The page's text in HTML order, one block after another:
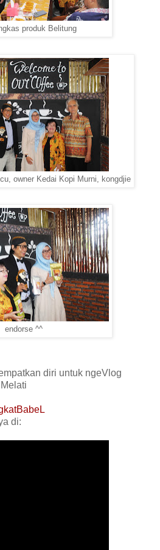
produk Belitung
owner Kedai Kopi Murni, kongdjie
endorse ^^
diri untuk ngeVlog
di: